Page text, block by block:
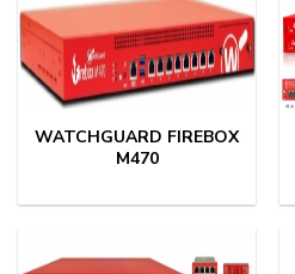
WATCHGUARD FIREBOX
M470